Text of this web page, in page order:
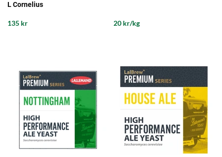
L Cornelius
135 kr 20 kr/kg